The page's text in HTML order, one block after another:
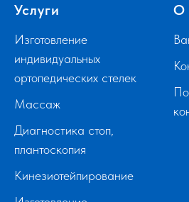
Услуги
Изготовление
индивидуальных
ортопедических стелек
Массаж
Диагностика стоп,
плантоскопия
Кинезиотейпирование
О